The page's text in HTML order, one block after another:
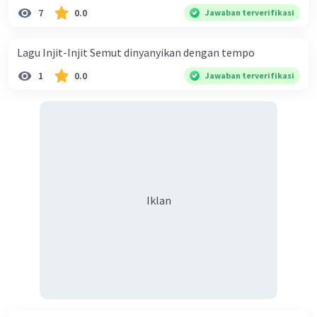
7 0.0 Jawaban terverifikasi
Lagu Injit-Injit Semut dinyanyikan dengan tempo
1 0.0 Jawaban terverifikasi
Iklan